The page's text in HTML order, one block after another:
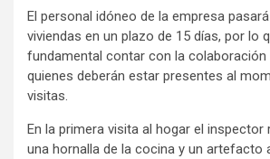
El personal idóneo de la empresa
viviendas en un plazo de 15 días, por lo
fundamental contar con la colaboración
quienes deberán estar presentes al
visitas.
En la primera visita al hogar el
una hornalla de la cocina y un artefacto